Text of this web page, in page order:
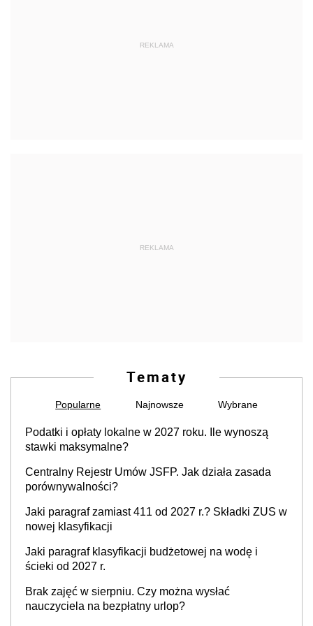
REKLAMA
REKLAMA
Tematy
Popularne Najnowsze Wybrane
Podatki i opłaty lokalne w 2027 roku. Ile wynoszą
stawki maksymalne?
Centralny Rejestr Umów JSFP. Jak działa zasada
porównywalności?
Jaki paragraf zamiast 411 od 2027 r.? Składki ZUS w
nowej klasyfikacji
Jaki paragraf klasyfikacji budżetowej na wodę i
ścieki od 2027 r.
Brak zajęć w sierpniu. Czy można wysłać
nauczyciela na bezpłatny urlop?